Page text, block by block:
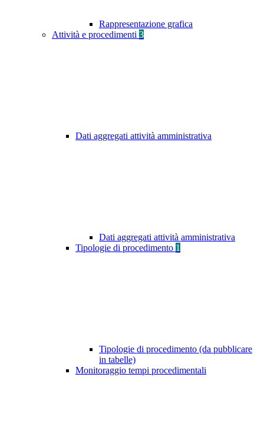
Rappresentazione grafica
Attività e procedimenti 3
Dati aggregati attività amministrativa
Dati aggregati attività amministrativa
Tipologie di procedimento 1
Tipologie di procedimento (da pubblicare
in tabelle)
Monitoraggio tempi procedimentali